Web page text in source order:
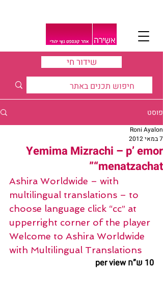
שידור חי
פוסט
Yemima Mizrachi – p’ emor
“menatzachat”
Roni Ayalon
7 במאי 2012
Ashira Worldwide – with
multilingual translations – to
choose language click “cc” at
upperright corner of the player
Welcome to Ashira Worldwide
with Multilingual Translations
10 ש”ח per view